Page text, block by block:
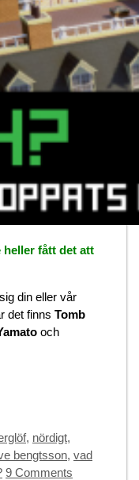
heller fått det att
din eller vår
det finns Tomb
och
, nördigt,
bengtsson, vad
9 Comments